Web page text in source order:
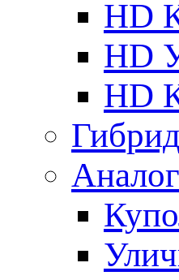
HD
HD
HD